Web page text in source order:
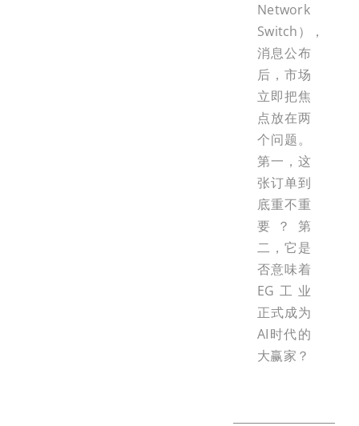
Network
Switch），
消息公布
后，市场
立即把焦
点放在两
个问题。
第一，这
张订单到
底重不重
要？第
二，它是
否意味着
EG工业
正式成为
AI时代的
大赢家？